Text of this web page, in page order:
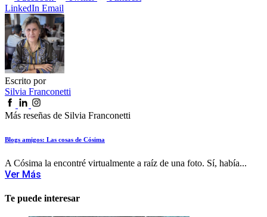
LinkedIn Email
Escrito por
Silvia Franconetti
Más reseñas de Silvia Franconetti
Blogs amigos: Las cosas de Cósima
A Cósima la encontré virtualmente a raíz de una foto. Sí, había...
Ver Más
Te puede interesar